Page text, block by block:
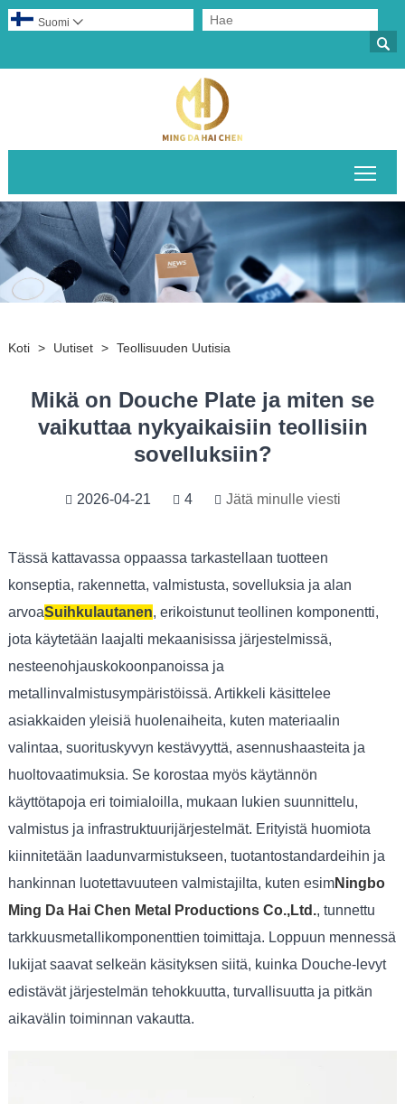

Suomi 
Koti > Uutiset > Teollisuuden Uutisia
Mikä on Douche Plate ja miten se
vaikuttaa nykyaikaisiin teollisiin
sovelluksiin?
2026-04-21 4 Jätä minulle viesti
Tässä kattavassa oppaassa tarkastellaan tuotteen
konseptia, rakennetta, valmistusta, sovelluksia ja alan
arvoaSuihkulautanen, erikoistunut teollinen komponentti,
jota käytetään laajalti mekaanisissa järjestelmissä,
nesteenohjauskokoonpanoissa ja
metallinvalmistusympäristöissä. Artikkeli käsittelee
asiakkaiden yleisiä huolenaiheita, kuten materiaalin
valintaa, suorituskyvyn kestävyyttä, asennushaasteita ja
huoltovaatimuksia. Se korostaa myös käytännön
käyttötapoja eri toimialoilla, mukaan lukien suunnittelu,
valmistus ja infrastruktuurijärjestelmät. Erityistä huomiota
kiinnitetään laadunvarmistukseen, tuotantostandardeihin ja
hankinnan luotettavuuteen valmistajilta, kuten esimNingbo
Ming Da Hai Chen Metal Productions Co.,Ltd., tunnettu
tarkkuusmetallikomponenttien toimittaja. Loppuun mennessä
lukijat saavat selkeän käsityksen siitä, kuinka Douche-levyt
edistävät järjestelmän tehokkuutta, turvallisuutta ja pitkän
aikavälin toiminnan vakautta.